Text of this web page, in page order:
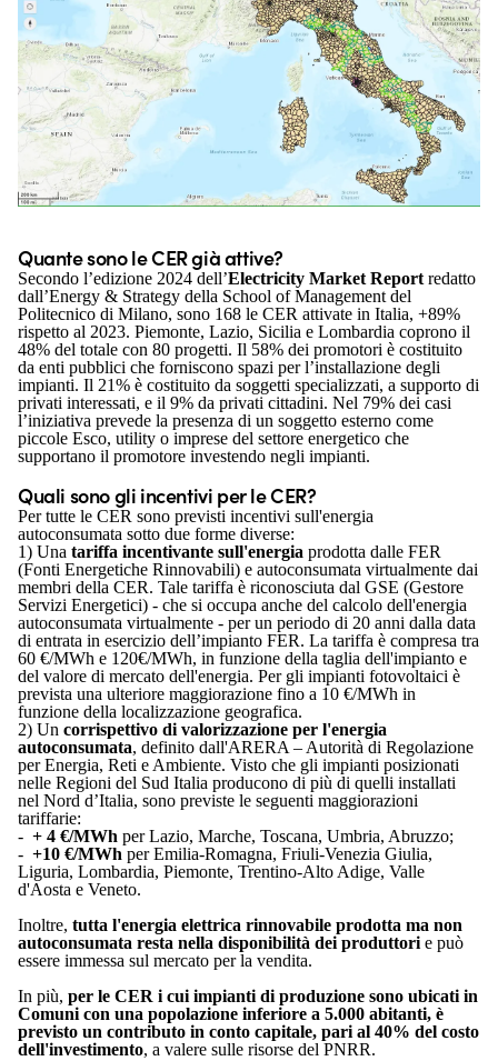
Quante sono le CER già attive?
Secondo l’edizione 2024 dell’Electricity Market Report redatto
dall’Energy & Strategy della School of Management del
Politecnico di Milano, sono 168 le CER attivate in Italia, +89%
rispetto al 2023. Piemonte, Lazio, Sicilia e Lombardia coprono il
48% del totale con 80 progetti. Il 58% dei promotori è costituito
da enti pubblici che forniscono spazi per l’installazione degli
impianti. Il 21% è costituito da soggetti specializzati, a supporto di
privati interessati, e il 9% da privati cittadini. Nel 79% dei casi
l’iniziativa prevede la presenza di un soggetto esterno come
piccole Esco, utility o imprese del settore energetico che
supportano il promotore investendo negli impianti.
Quali sono gli incentivi per le CER?
Per tutte le CER sono previsti incentivi sull'energia
autoconsumata sotto due forme diverse:
1) Una tariffa incentivante sull'energia prodotta dalle FER
(Fonti Energetiche Rinnovabili) e autoconsumata virtualmente dai
membri della CER. Tale tariffa è riconosciuta dal GSE (Gestore
Servizi Energetici) - che si occupa anche del calcolo dell'energia
autoconsumata virtualmente - per un periodo di 20 anni dalla data
di entrata in esercizio dell’impianto FER. La tariffa è compresa tra
60 €/MWh e 120€/MWh, in funzione della taglia dell'impianto e
del valore di mercato dell'energia. Per gli impianti fotovoltaici è
prevista una ulteriore maggiorazione fino a 10 €/MWh in
funzione della localizzazione geografica.
2) Un corrispettivo di valorizzazione per l'energia
autoconsumata, definito dall'ARERA – Autorità di Regolazione
per Energia, Reti e Ambiente. Visto che gli impianti posizionati
nelle Regioni del Sud Italia producono di più di quelli installati
nel Nord d’Italia, sono previste le seguenti maggiorazioni
tariffarie:
- + 4 €/MWh per Lazio, Marche, Toscana, Umbria, Abruzzo;
- +10 €/MWh per Emilia-Romagna, Friuli-Venezia Giulia,
Liguria, Lombardia, Piemonte, Trentino-Alto Adige, Valle
d'Aosta e Veneto.
Inoltre, tutta l'energia elettrica rinnovabile prodotta ma non
autoconsumata resta nella disponibilità dei produttori e può
essere immessa sul mercato per la vendita.
In più, per le CER i cui impianti di produzione sono ubicati in
Comuni con una popolazione inferiore a 5.000 abitanti, è
previsto un contributo in conto capitale, pari al 40% del costo
dell'investimento, a valere sulle risorse del PNRR.